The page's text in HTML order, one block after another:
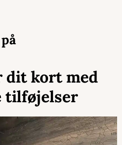
dit kort med
tilføjelser